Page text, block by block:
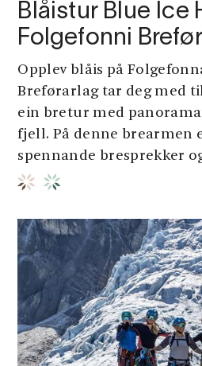
Blåistur Blue Ice
Folgefonni
Opplev blåis på
Breførarlag tar deg med
ein bretur med
fjell. På denne brearmen
spennande bresprekker